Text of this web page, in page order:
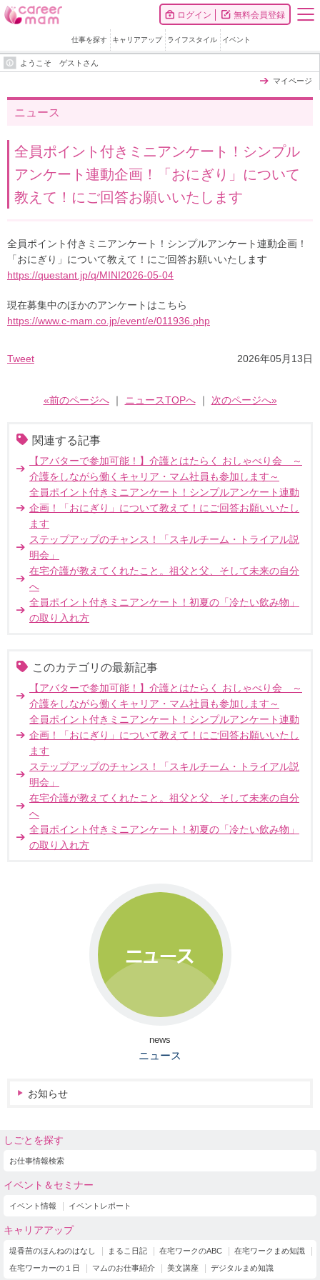
ログイン 無料会員登録
仕事を探す キャリアアップ ライフスタイル イベント
ようこそ ゲストさん
マイページ
ニュース
全員ポイント付きミニアンケート！シンプル
アンケート連動企画！「おにぎり」について
教えて！にご回答お願いいたします
全員ポイント付きミニアンケート！シンプルアンケート連動企画！
「おにぎり」について教えて！にご回答お願いいたします
https://questant.jp/q/MINI2026-05-04
現在募集中のほかのアンケートはこちら
https://www.c-mam.co.jp/event/e/011936.php
Tweet 2026年05月13日
«前のページへ｜ ニュースTOPへ｜ 次のページへ»
関連する記事
【アバターで参加可能！】介護とはたらく おしゃべり会 ～
介護をしながら働くキャリア・マム社員も参加します～
全員ポイント付きミニアンケート！シンプルアンケート連動
企画！「おにぎり」について教えて！にご回答お願いいたし
ます
ステップアップのチャンス！「スキルチーム・トライアル説
明会」
在宅介護が教えてくれたこと。祖父と父、そして未来の自分
へ
全員ポイント付きミニアンケート！初夏の「冷たい飲み物」
の取り入れ方
このカテゴリの最新記事
【アバターで参加可能！】介護とはたらく おしゃべり会 ～
介護をしながら働くキャリア・マム社員も参加します～
全員ポイント付きミニアンケート！シンプルアンケート連動
企画！「おにぎり」について教えて！にご回答お願いいたし
ます
ステップアップのチャンス！「スキルチーム・トライアル説
明会」
在宅介護が教えてくれたこと。祖父と父、そして未来の自分
へ
全員ポイント付きミニアンケート！初夏の「冷たい飲み物」
の取り入れ方
news
ニュース
お知らせ
しごとを探す
お仕事情報検索
イベント＆セミナー
イベント情報 イベントレポート
キャリアアップ
堤香苗のほんねのはなし まるこ日記 在宅ワークのABC
在宅ワークまめ知識
在宅ワーカーの１日
マムのお仕事紹介 美文講座 デジタルまめ知識